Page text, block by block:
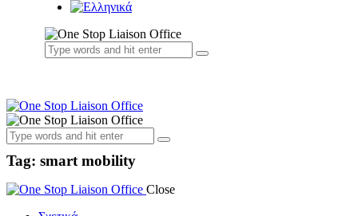
Tag: smart mobility
Close